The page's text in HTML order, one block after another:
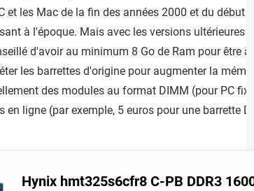
les Mac de la fin des années 2000 et du début
à l'époque. Mais avec les versions ultérieures
d'avoir au minimum 8 Go de Ram pour être à
les barrettes d'origine pour augmenter la
des modules au format DIMM (pour PC
ligne (par exemple, 5 euros pour une barrette
Hynix hmt325s6cfr8 C-PB DDR3